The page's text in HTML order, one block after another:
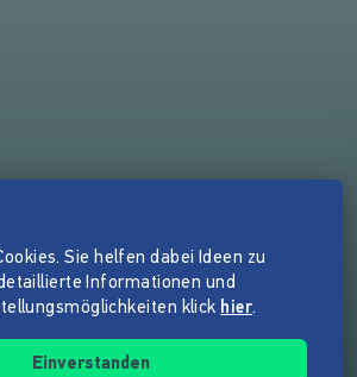
Sie helfen dabei Ideen zu
Informationen und
klick hier.
Einverstanden